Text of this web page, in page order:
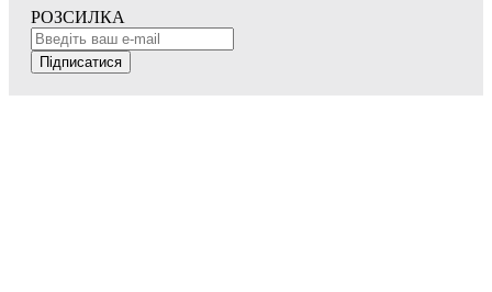
РОЗСИЛКА
Підписатися